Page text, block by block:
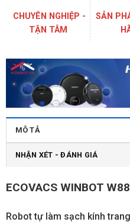
CHUYÊN NGHIỆP -
TẬN TÂM
SẢN
MÔ TẢ
NHẬN XÉT - ĐÁNH GIÁ
ECOVACS WINBOT
Robot tự làm sạch kính